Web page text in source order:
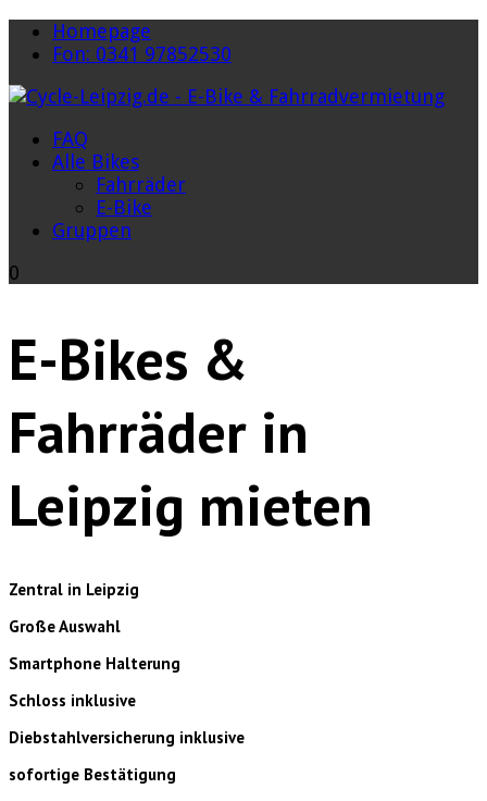
Homepage
Fon: 0341 97852530
FAQ
Alle Bikes
Fahrräder
E-Bike
Gruppen
0
E-Bikes &
Fahrräder in
Leipzig mieten
Zentral in Leipzig
Große Auswahl
Smartphone Halterung
Schloss inklusive
Diebstahlversicherung inklusive
sofortige Bestätigung